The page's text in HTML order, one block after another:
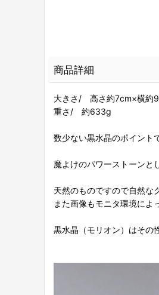
商品詳細
大きさ/ 高さ約7cm×横約
重さ/ 約633g
数少ない黒水晶のポイント
魔よけのパワーストーンと
天然のものですので自然な
また画像もモニタ環境によ
黒水晶（モリオン）はその